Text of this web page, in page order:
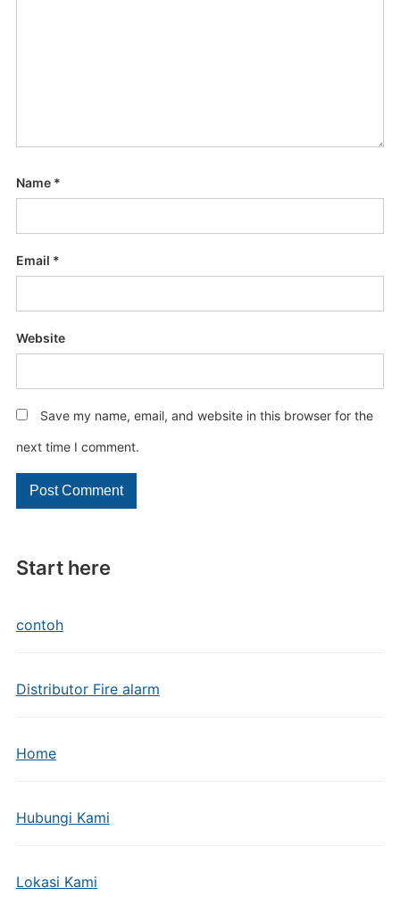
Start here
contoh
Distributor Fire alarm
Home
Hubungi Kami
Lokasi Kami
Name *
Email *
Website
Save my name, email, and website in this browser for the
next time I comment.